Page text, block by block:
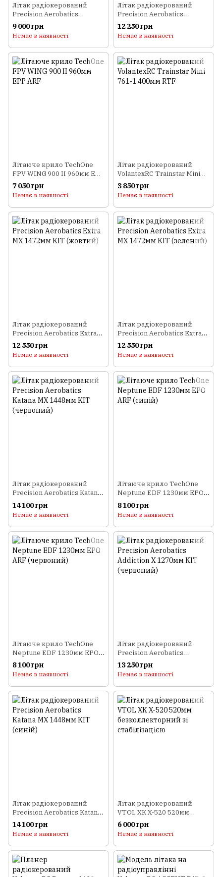
Літак радіокерований
Precision Aerobatics
Addiction 1000мм KIT
(червоний)
9 000 грн
Немає в наявності
Літак радіокерований
Precision Aerobatics
Ultimate AMR 1014мм KIT
(зелений)
12 250 грн
Немає в наявності
Літаюче крило TechOne
FPV WING 900 II 960мм EPP
ARF
7 050 грн
Немає в наявності
Літак радіокерований
VolantexRC Trainstar Mini
761-1 400мм RTF
3 850 грн
Немає в наявності
Літак радіокерований
Precision Aerobatics Extra
MX 1472мм KIT (жовтий)
12 550 грн
Немає в наявності
Літак радіокерований
Precision Aerobatics Extra
MX 1472мм KIT (зелений)
12 550 грн
Немає в наявності
Літак радіокерований
Precision Aerobatics Katana
MX 1448мм KIT (червоний)
14 100 грн
Немає в наявності
Літаюче крило TechOne
Neptune EDF 1230мм EPO
ARF (синій)
8 100 грн
Немає в наявності
Літаюче крило TechOne
Neptune EDF 1230мм EPO
ARF (червоний)
8 100 грн
Немає в наявності
Літак радіокерований
Precision Aerobatics
Addiction X 1270мм KIT
(червоний)
13 250 грн
Немає в наявності
Літак радіокерований
Precision Aerobatics Katana
MX 1448мм KIT (синій)
14 100 грн
Немає в наявності
Літак радіокерований
VTOL XK X-520 520мм
безколлекторний зі
стабілізацією
6 000 грн
Немає в наявності